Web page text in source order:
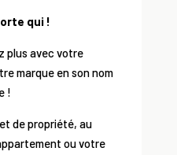
qui !
plus avec votre
marque en son nom
!
de propriété, au
ou votre